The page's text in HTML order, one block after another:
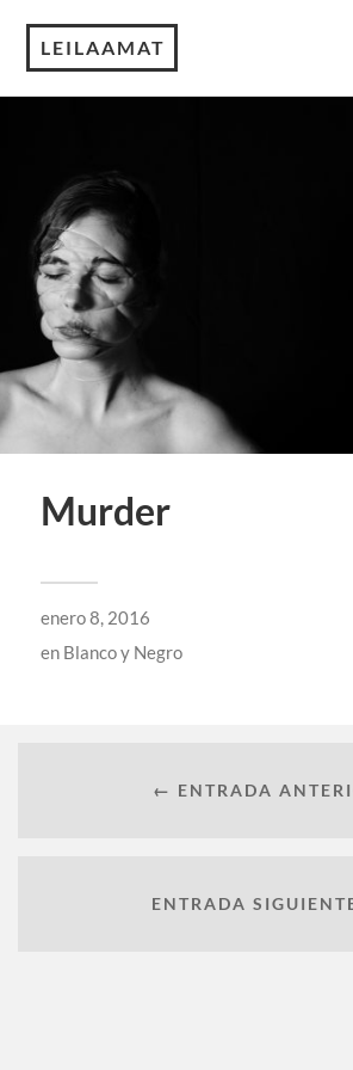
LEILAAMAT
Murder
enero 8, 2016
en Blanco y Negro
← ENTRADA
ENTRADA